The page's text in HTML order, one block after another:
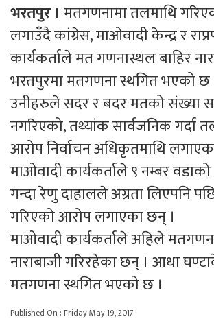
भरतपुर । मतगणनामा तलमाथि
लगाउँदै कांग्रेस, माओवादी केन्द्र र
कार्यकर्ताले मत गणनास्थल बाहिर
भरतपुरमा मतगणना स्थगित भएको छ
उनीहरुले सदर र बदर मतको संख्या
नगरिएको, तथ्यांक सार्वजनिक गर्दा
आरोप निर्वाचन अधिकृतमाथि
माओवादी कार्यकर्ताले ९ नम्बर
गन्दा रेणु दाहालले अग्रता लिएपनि
गरिएको आरोप लगाएका छन् ।
माओवादी कार्यकर्ताले अहिले
नाराबाजी गरिरहेका छन् । आधा
मतगणना स्थगित भएको छ ।
Published On : Friday May 19, 2017